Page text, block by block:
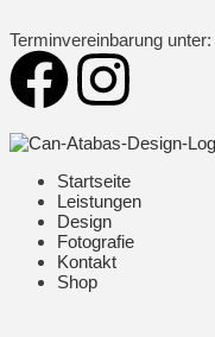
Terminvereinbarung unter:
Startseite
Leistungen
Design
Fotografie
Kontakt
Shop